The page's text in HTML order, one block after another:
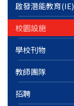
啟發潛能教育(IE)
校園設施
學校刊物
教師團隊
招聘